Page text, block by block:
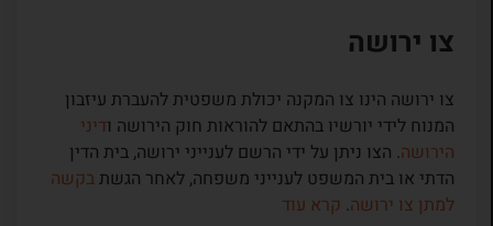
צו ירושה
צו ירושה הינו צו המקנה יכולת משפטית להעברת עיזבון
המנוח לידי יורשיו בהתאם להוראות חוק הירושה ודיני
הירושה. הצו ניתן על ידי הרשם לענייני ירושה, בית הדין
הדתי או בית המשפט לענייני משפחה, לאחר הגשתבקשה
למתן צו ירושה. קרא עוד